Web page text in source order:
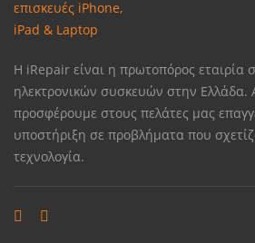
Η iRepair είναι η πρωτοπόρος εταιρία
ηλεκτρονικών συσκευών στην Ελλάδα.
προσφέρουμε στους πελάτες μας
υποστήριξη σε προβλήματα που
τεχνολογία.